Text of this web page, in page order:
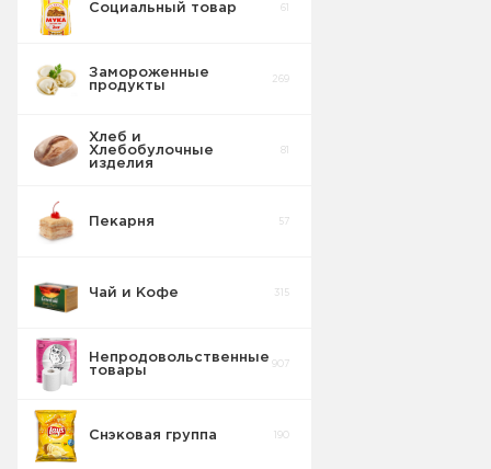
Социальный товар 61
Замороженные
продукты
269
Хлеб и
Хлебобулочные
изделия
81
Пекарня 57
Чай и Кофе 315
Непродовольственные
товары
907
Пакеты для
Снэковая группа 190